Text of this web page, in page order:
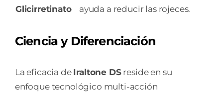
Glicirretinato
ayuda a reducir las rojeces.
Ciencia y Diferenciación
La eficacia de Iraltone DSreside en su
enfoque tecnológico multi-acción